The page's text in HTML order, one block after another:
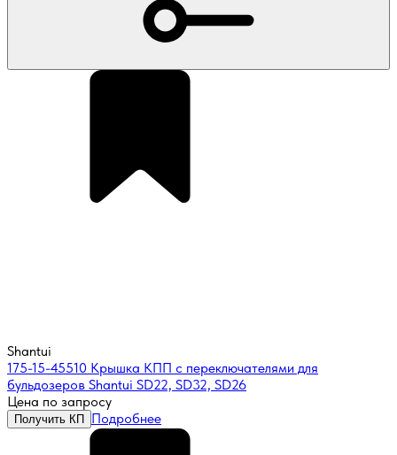
Shantui
175-15-45510 Крышка КПП с переключателями для
бульдозеров Shantui SD22, SD32, SD26
Цена по запросу
Получить КП Подробнее